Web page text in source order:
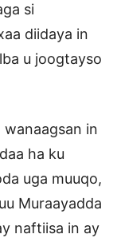
si
diidaya in
u joogtayso
in
ha ku
uga muuqo,
Muraayadda
naftiisa in ay